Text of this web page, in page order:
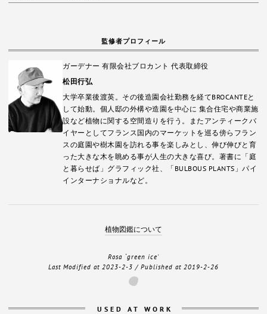
監修者プロフィール
ガーデナー 有限会社ブロカント 代表取締役
松田行弘
大学卒業後渡英。その後造園会社勤務を経てBROCANTEと
して始動。個人邸の外構や造園を中心に 集合住宅や商業施
設など植物に関する空間造りを行う。またアンティークバ
イヤーとしてフランス国内のマーケットを巡る傍らフラン
スの庭園や樹木園を訪れる事を楽しみとし、伸び伸びと育
った大きな木を眺める事が人生の大きな喜び。著書に「庭
と暮らせば」グラフィック社、「BULBOUS PLANTS」パイ
インターナショナルなど。
植物図鑑について
Rosa `green ice'
Last Modified at 2023-2-3 / Published at 2019-2-26
USED AT WORK